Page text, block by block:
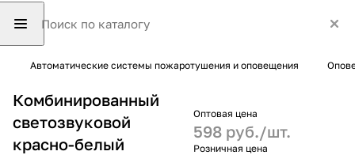
Автоматические системы пожаротушения и оповещения
Комбинированный
светозвуковой
красно-белый
Оптовая цена
598 руб./шт.
Розничная цена